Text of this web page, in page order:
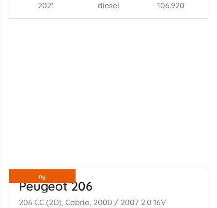
2021 diesel 106.920
ny
Peugeot 206
206 CC (2D), Cabrio, 2000 / 2007 2.0 16V